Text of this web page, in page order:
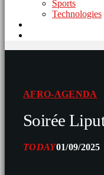
Sports
Technologies
AFRO-AGENDA
Soirée
TODAY01/09/2025